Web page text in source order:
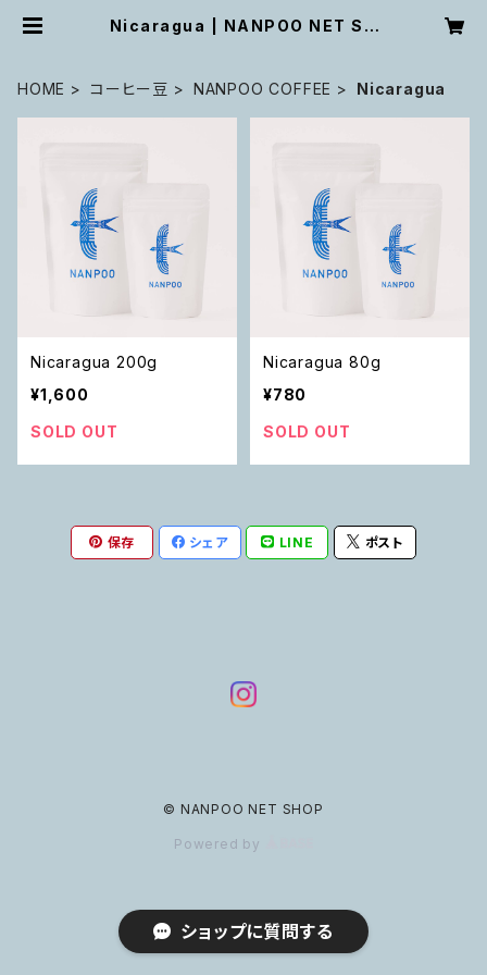
Nicaragua | NANPOO NET SH
HOME コーヒー豆 NANPOO COFFEE Nicaragua
Nicaragua 200g
¥1,600
SOLD OUT
Nicaragua 80g
¥780
SOLD OUT
保存 シェア LINE ポスト
© NANPOO NET SHOP
Powered by
ショップに質問する